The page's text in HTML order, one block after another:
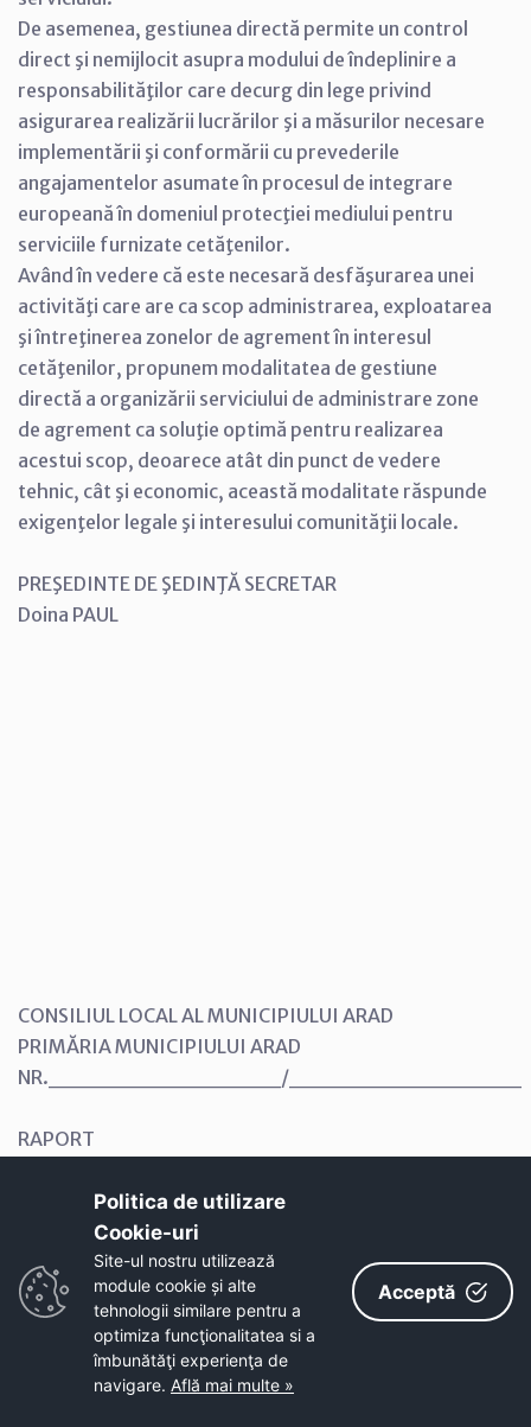
De asemenea, gestiunea directă permite un control
direct şi nemijlocit asupra modului de îndeplinire a
responsabilităţilor care decurg din lege privind
asigurarea realizării lucrărilor şi a măsurilor necesare
implementării şi conformării cu prevederile
angajamentelor asumate în procesul de integrare
europeană în domeniul protecţiei mediului pentru
serviciile furnizate cetăţenilor.
Având în vedere că este necesară desfăşurarea unei
activităţi care are ca scop administrarea, exploatarea
şi întreţinerea zonelor de agrement în interesul
cetăţenilor, propunem modalitatea de gestiune
directă a organizării serviciului de administrare zone
de agrement ca soluţie optimă pentru realizarea
acestui scop, deoarece atât din punct de vedere
tehnic, cât şi economic, această modalitate răspunde
exigenţelor legale şi interesului comunităţii locale.
PREŞEDINTE DE ŞEDINŢĂ SECRETAR
Doina PAUL
CONSILIUL LOCAL AL MUNICIPIULUI ARAD
PRIMĂRIA MUNICIPIULUI ARAD
NR.______________/______________
RAPORT
Referitor la : expunerea de motive înregistrată cu nr.
______ din__________2008, a d-lui Falcă
Gheorghe, primarul municipiului Arad ;
Obiect : propunerea de aprobare a Studiului de
fundamentare privind înfiinţarea Serviciului Public
Politica de utilizare
Cookie-uri‎
Site-ul nostru utilizează
module cookie și alte
tehnologii similare pentru a
optimiza funcţionalitatea si a
îmbunătăţi experienţa de
navigare. Află mai multe »
Acceptă